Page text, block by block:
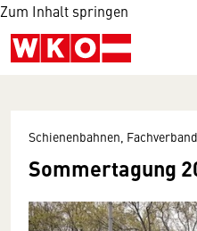
Zum Inhalt springen
Schienenbahnen, Fachverband
Sommertagung